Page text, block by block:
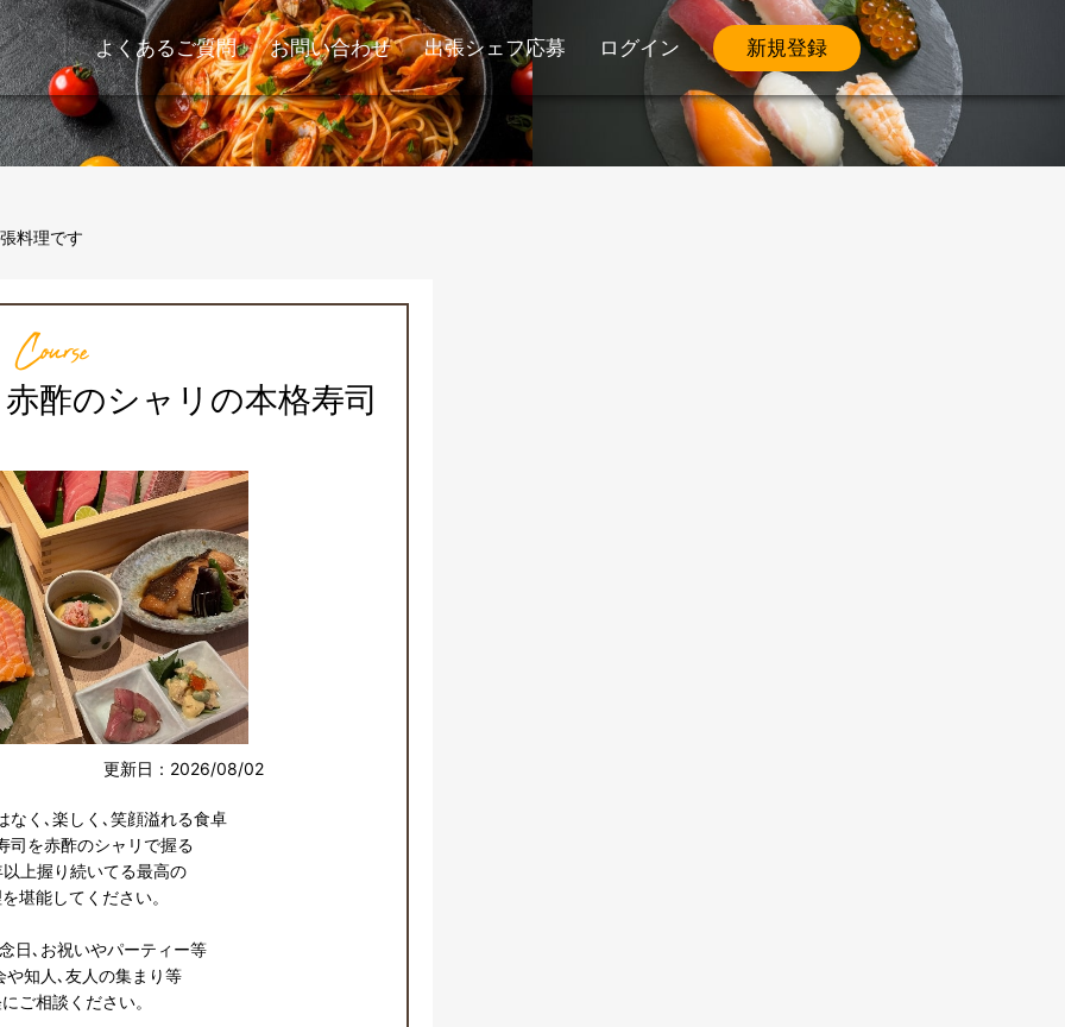
よくあるご質問 お問い合わせ 出張シェフ応募 ログイン 新規登録
料理です
Course
酢のシャリの本格寿司
更新日：2026/08/02
なく､楽しく､笑顔溢れる食卓
司を赤酢のシャリで握る
上握り続いてる最高の
堪能してください。
日､お祝いやパーティー等
や知人､友人の集まり等
ご相談ください。